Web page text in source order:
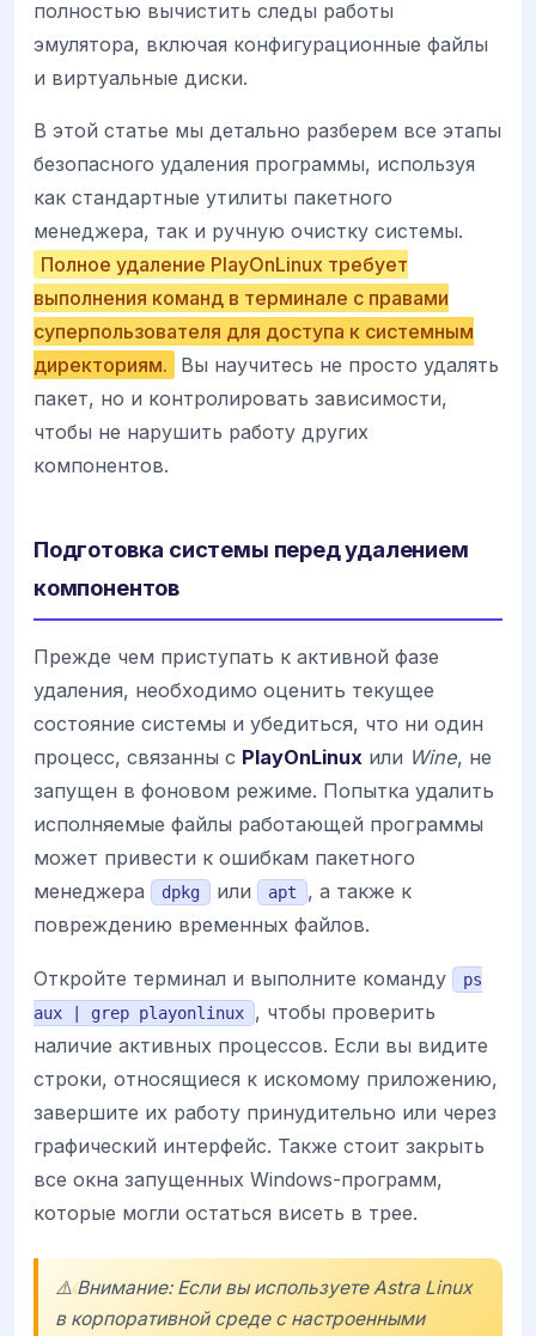
полностью вычистить следы работы
эмулятора, включая конфигурационные файлы
и виртуальные диски.
В этой статье мы детально разберем все этапы
безопасного удаления программы, используя
как стандартные утилиты пакетного
менеджера, так и ручную очистку системы.
Полное удаление PlayOnLinux требует
выполнения команд в терминале с правами
суперпользователя для доступа к системным
директориям.
Вы научитесь не просто удалять
пакет, но и контролировать зависимости,
чтобы не нарушить работу других
компонентов.
Подготовка системы перед удалением
компонентов
Прежде чем приступать к активной фазе
удаления, необходимо оценить текущее
состояние системы и убедиться, что ни один
процесс, связанны с PlayOnLinux или Wine, не
запущен в фоновом режиме. Попытка удалить
исполняемые файлы работающей программы
может привести к ошибкам пакетного
менеджера
dpkg или apt
, а также к
повреждению временных файлов.
Откройте терминал и выполните команду
ps
aux | grep playonlinux
, чтобы проверить
наличие активных процессов. Если вы видите
строки, относящиеся к искомому приложению,
завершите их работу принудительно или через
графический интерфейс. Также стоит закрыть
все окна запущенных Windows-программ,
которые могли остаться висеть в трее.
⚠️ Внимание: Если вы используете Astra Linux
в корпоративной среде с настроенными